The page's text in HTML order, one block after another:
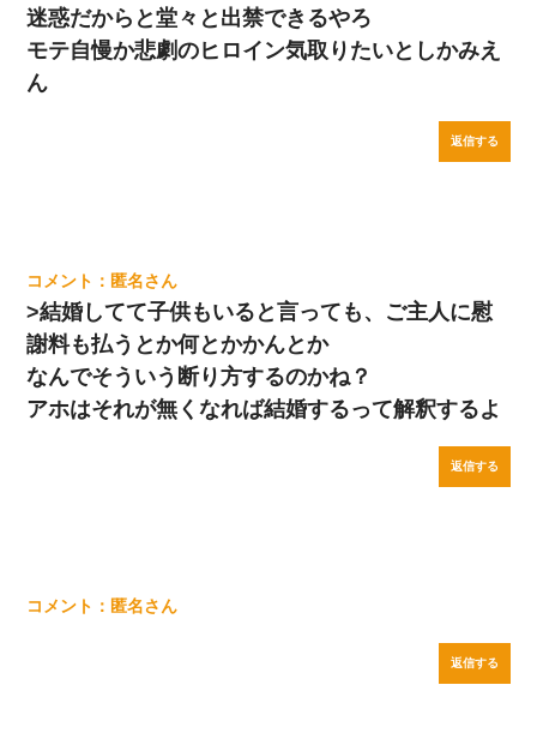
迷惑だからと堂々と出禁できるやろ
モテ自慢か悲劇のヒロイン気取りたいとしかみえ
ん
返信する
匿名
>結婚してて子供もいると言っても、ご主人に慰
謝料も払うとか何とかかんとか
なんでそういう断り方するのかね？
アホはそれが無くなれば結婚するって解釈するよ
返信する
匿名
返信する